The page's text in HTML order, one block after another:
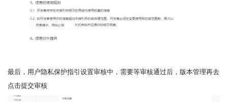
最后，用户隐私保护指引设置审核中，需要等审核通过后，版本管理再去
点击提交审核